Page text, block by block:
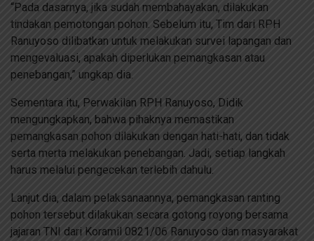
“Pada dasarnya, jika sudah membahayakan, dilakukan
tindakan pemotongan pohon. Sebelum itu, Tim dari RPH
Ranuyoso dilibatkan untuk melakukan survei lapangan dan
mengevaluasi, apakah diperlukan pemangkasan atau
penebangan,” ungkap dia.
Sementara itu, Perwakilan RPH Ranuyoso, Didik
mengungkapkan, bahwa pihaknya memastikan
pemangkasan pohon dilakukan dengan hati-hati, dan tidak
serta merta melakukan penebangan. Jadi, setiap langkah
harus melalui pengecekan terlebih dahulu.
Lanjut dia, dalam pelaksanaannya, pemangkasan ranting
pohon tersebut dilakukan secara gotong royong bersama
jajaran TNI dari Koramil 0821/06 Ranuyoso dan masyarakat